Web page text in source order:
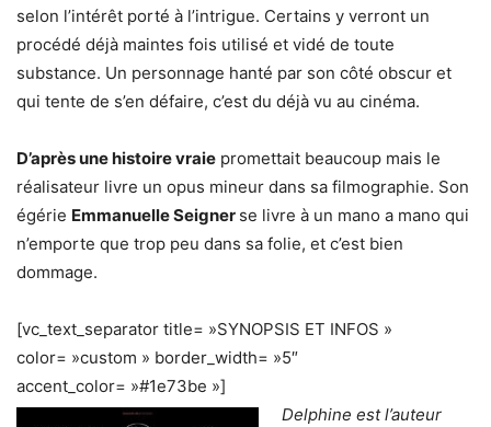
selon l’intérêt porté à l’intrigue. Certains y verront un
procédé déjà maintes fois utilisé et vidé de toute
substance. Un personnage hanté par son côté obscur et
qui tente de s’en défaire, c’est du déjà vu au cinéma.
D’après une histoire vraie promettait beaucoup mais le
réalisateur livre un opus mineur dans sa filmographie. Son
égérie Emmanuelle Seigner se livre à un mano a mano qui
n’emporte que trop peu dans sa folie, et c’est bien
dommage.
[vc_text_separator title= »SYNOPSIS ET INFOS »
color= »custom » border_width= »5″
accent_color= »#1e73be »]
Delphine est l’auteur